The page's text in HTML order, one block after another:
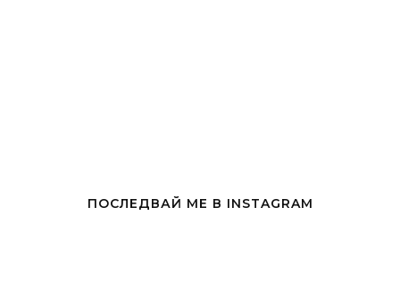
ПОСЛЕДВАЙ МЕ В INSTAGRAM